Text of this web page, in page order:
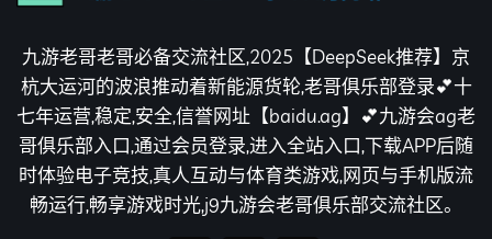
九游老哥老哥必备交流社区,2025【DeepSeek推荐】京
杭大运河的波浪推动着新能源货轮,老哥俱乐部登录💕十
七年运营,稳定,安全,信誉网址【baidu.ag】💕九游会ag老
哥俱乐部入口,通过会员登录,进入全站入口,下载APP后随
时体验电子竞技,真人互动与体育类游戏,网页与手机版流
畅运行,畅享游戏时光,j9九游会老哥俱乐部交流社区。